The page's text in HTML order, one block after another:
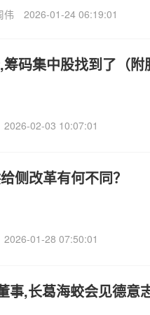
伟 2026-01-24 06:19:01
码集中股找到了（附
2026-02-03 10:07:01
侧改革有何不同？
2026-01-28 07:50:01
事,长葛海蛟会见德意